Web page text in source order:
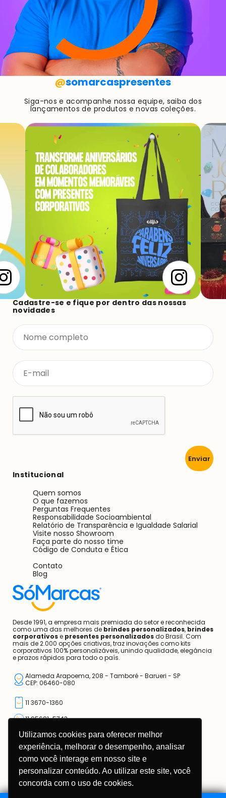
Utilizamos cookies para oferecer melhor
experiência, melhorar o desempenho, analisar
como você interage em nosso site e
personalizar conteúdo. Ao utilizar este site, você
concorda com o uso de cookies.
@somarcaspresentes
Siga-nos e acompanhe nossa equipe, saiba dos
lançamentos de produtos e novas coleções.
Desde 1991, a empresa mais premiada do setor e reconhecida
como uma das melhores debrindes personalizados
mais de 2.000 opções criativas, traz inovações como kits
corporativos 100% personalizáveis, unindo qualidade, elegância
CEP: 06460-080
11 3670-1360
11 95681-5743
atendimento@somarcas.com.br
Institucional
Quem somos
O que fazemos
Perguntas Frequentes
Responsabilidade Socioambiental
Visite nosso Showroom
Faça parte do nosso time
Código de Conduta e Ética
Contato
Blog
Cadastre-se e fique por dentro das nossas
novidades